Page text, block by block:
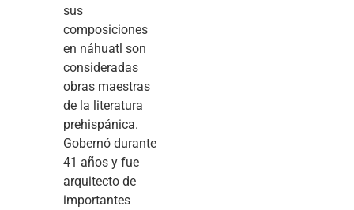
sus
composiciones
en náhuatl son
consideradas
obras maestras
de la literatura
prehispánica.
Gobernó durante
41 años y fue
arquitecto de
importantes